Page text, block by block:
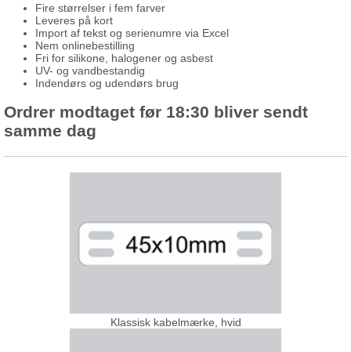
Fire størrelser i fem farver
Leveres på kort
Import af tekst og serienumre via Excel
Nem onlinebestilling
Fri for silikone, halogener og asbest
UV- og vandbestandig
Indendørs og udendørs brug
Ordrer modtaget før 18:30 bliver sendt
samme dag
Klassisk kabelmærke, hvid